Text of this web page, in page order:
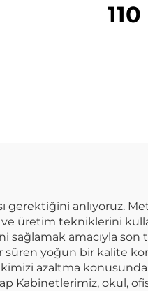
110
gerektiğini anlıyoruz.
üretim tekniklerini
amacıyla
süren yoğun bir kalite
azaltma
Kabinetlerimiz, okul,